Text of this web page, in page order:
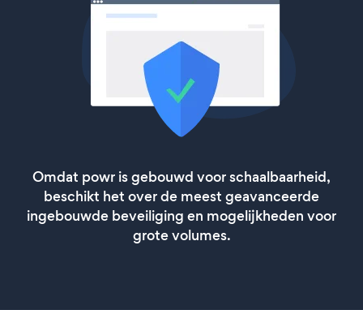
Omdat powr is gebouwd voor schaalbaarheid,
beschikt het over de meest geavanceerde
ingebouwde beveiliging en mogelijkheden voor
grote volumes.